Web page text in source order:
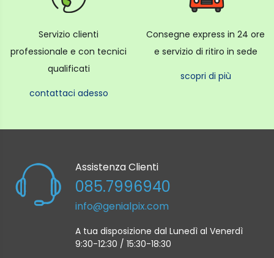
Servizio clienti
professionale e con tecnici
qualificati
contattaci adesso
Consegne express in 24 ore
e servizio di ritiro in sede
scopri di più
Assistenza Clienti
085.7996940
info@genialpix.com
A tua disposizione dal Lunedì al Venerdì
9:30-12:30 / 15:30-18:30